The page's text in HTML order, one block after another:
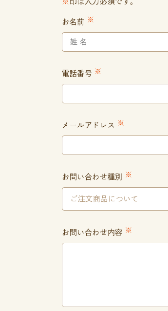
お名前 ※
電話番号 ※
メールアドレス ※
お問い合わせ種別 ※
お問い合わせ内容 ※